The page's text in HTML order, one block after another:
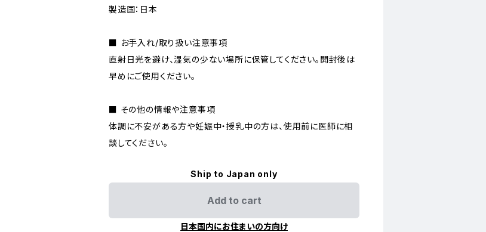
製造国：日本
■ お手入れ/取り扱い注意事項
直射日光を避け、湿気の少ない場所に保管してください。開封後は
早めにご使用ください。
■ その他の情報や注意事項
体調に不安がある方や妊娠中・授乳中の方は、使用前に医師に相
談してください。
Ship to Japan only
Add to cart
日本国内にお住まいの方向け